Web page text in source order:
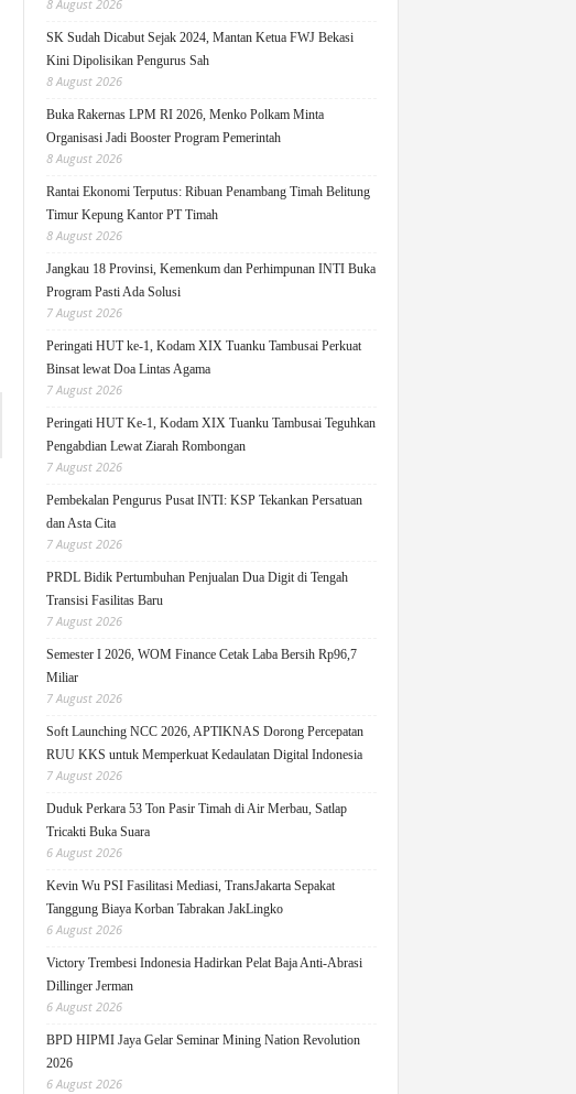
8 August 2026
SK Sudah Dicabut Sejak 2024, Mantan Ketua FWJ Bekasi
Kini Dipolisikan Pengurus Sah
8 August 2026
Buka Rakernas LPM RI 2026, Menko Polkam Minta
Organisasi Jadi Booster Program Pemerintah
8 August 2026
Rantai Ekonomi Terputus: Ribuan Penambang Timah Belitung
Timur Kepung Kantor PT Timah
8 August 2026
Jangkau 18 Provinsi, Kemenkum dan Perhimpunan INTI Buka
Program Pasti Ada Solusi
7 August 2026
Peringati HUT ke-1, Kodam XIX Tuanku Tambusai Perkuat
Binsat lewat Doa Lintas Agama
7 August 2026
Peringati HUT Ke-1, Kodam XIX Tuanku Tambusai Teguhkan
Pengabdian Lewat Ziarah Rombongan
7 August 2026
Pembekalan Pengurus Pusat INTI: KSP Tekankan Persatuan
dan Asta Cita
7 August 2026
PRDL Bidik Pertumbuhan Penjualan Dua Digit di Tengah
Transisi Fasilitas Baru
7 August 2026
Semester I 2026, WOM Finance Cetak Laba Bersih Rp96,7
Miliar
7 August 2026
Soft Launching NCC 2026, APTIKNAS Dorong Percepatan
RUU KKS untuk Memperkuat Kedaulatan Digital Indonesia
7 August 2026
Duduk Perkara 53 Ton Pasir Timah di Air Merbau, Satlap
Tricakti Buka Suara
6 August 2026
Kevin Wu PSI Fasilitasi Mediasi, TransJakarta Sepakat
Tanggung Biaya Korban Tabrakan JakLingko
6 August 2026
Victory Trembesi Indonesia Hadirkan Pelat Baja Anti-Abrasi
Dillinger Jerman
6 August 2026
BPD HIPMI Jaya Gelar Seminar Mining Nation Revolution
2026
6 August 2026